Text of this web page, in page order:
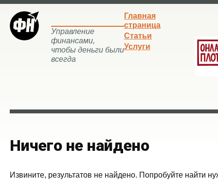
Управление
финансами,
чтобы деньги были
всегда
Главная
страница
Статьи
Услуги
Ничего не найдено
Извините, результатов не найдено. Попробуйте найти